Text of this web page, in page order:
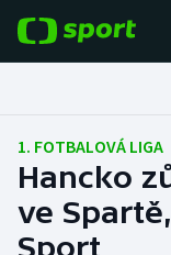
Fotbal
Hokej
Tenis
1. FOTBALOVÁ LIGA
Hancko
ve
Sport